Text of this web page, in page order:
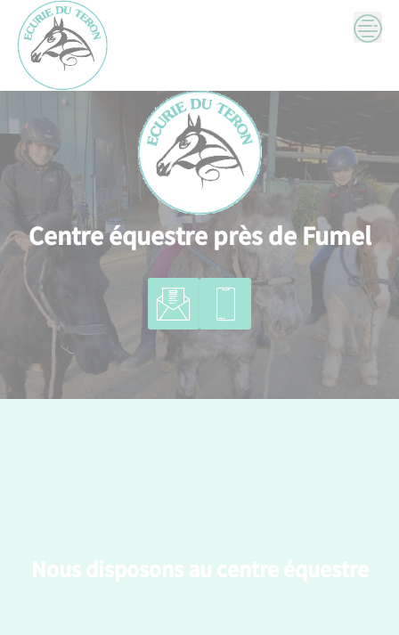
content
Centre équestre près de Fumel
Nous disposons au centre équestre